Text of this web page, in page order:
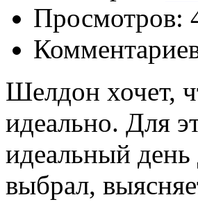
Просмотров:
Шелдон хочет,
идеально. Для
идеальный
выбрал,